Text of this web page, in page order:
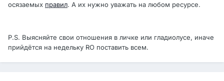
осязаемых правил. А их нужно уважать на любом ресурсе.
P.S. Выясняйте свои отношения в личке или гладиолусе, иначе
прийдётся на недельку RO поставить всем.